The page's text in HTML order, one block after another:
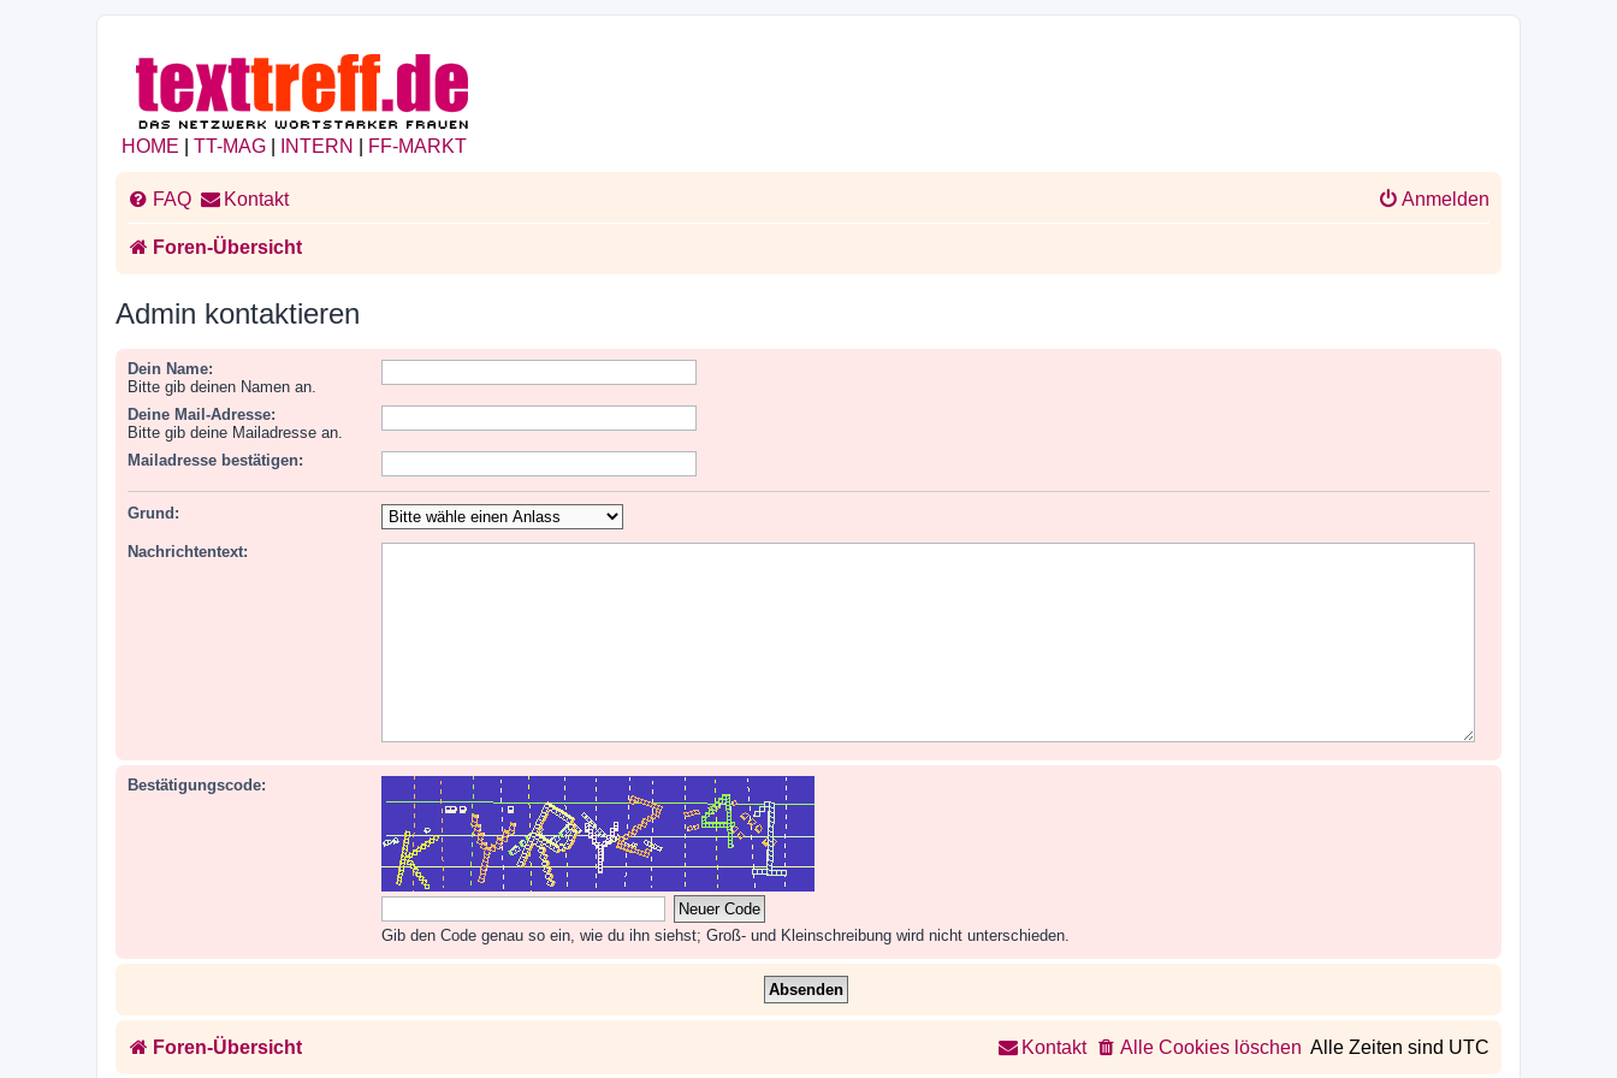
HOME TT-MAG INTERN FF-MARKT
FAQ Kontakt Anmelden
Foren-Übersicht
Admin kontaktieren
Dein Name:
Bitte gib deinen Namen an.
Deine Mail-Adresse:
Bitte gib deine Mailadresse an.
Mailadresse bestätigen:
Grund:
Nachrichtentext:
Bestätigungscode:
Gib den Code genau so ein, wie du ihn siehst; Groß- und Kleinschreibung wird nicht unterschieden.
Foren-Übersicht Alle Zeiten sind UTC
Alle Cookies löschen
Kontakt